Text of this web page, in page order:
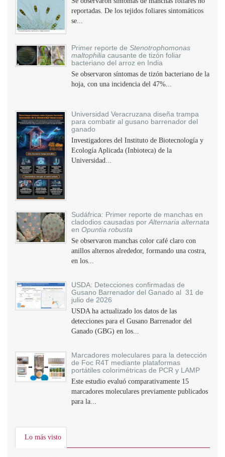
reportadas. De los tejidos foliares sintomáticos
se...
Primer reporte de Stenotrophomonas
maltophilia causante de tizón foliar
bacteriano del arroz en India
Se observaron síntomas de tizón bacteriano de la
hoja, con una incidencia del 47%...
Universidad Veracruzana diseña trampa
para combatir al gusano barrenador del
ganado
Investigadores del Instituto de Biotecnología y
Ecología Aplicada (Inbioteca) de la
Universidad...
Sudáfrica: Primer reporte de manchas en
cladodios causadas por Alternaria alternata
en Opuntia robusta
Se observaron manchas color café claro con
anillos alternos alrededor, formando una costra,
en los...
USDA: Detecciones confirmadas de
Gusano Barrenador del Ganado al 31 de
julio de 2026
USDA ha actualizado los datos de las
detecciones para el Gusano Barrenador del
Ganado (GBG) en los...
Marcadores moleculares para la detección
de Foc R4T mediante plataformas
portátiles colorimétricas de PCR y LAMP
Este estudio evaluó comparativamente 15
marcadores moleculares previamente publicados
para la...
Lo más visto